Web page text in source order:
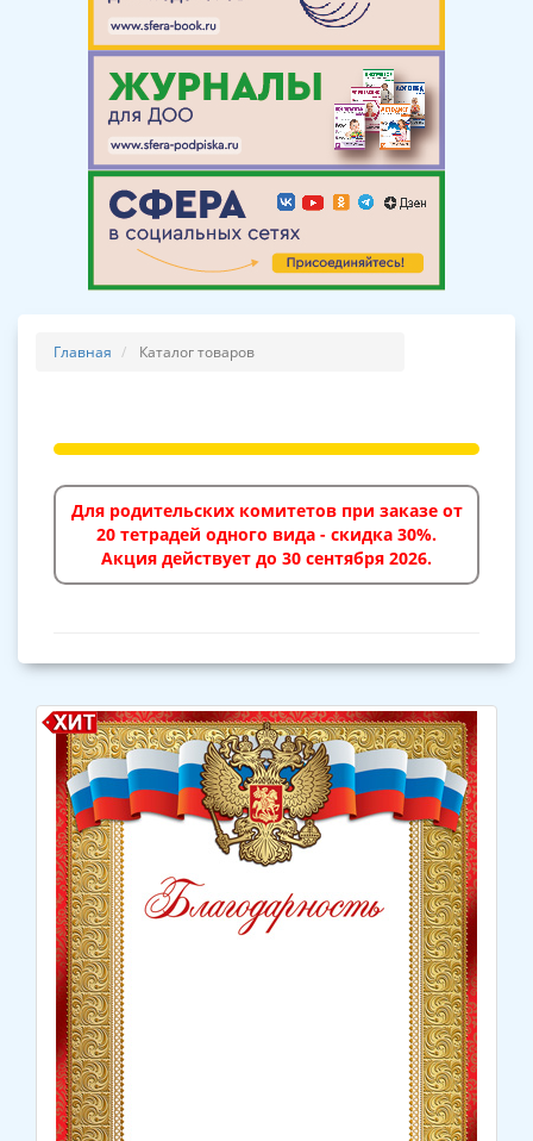
Главная Каталог товаров
Для родительских комитетов при заказе от
20 тетрадей одного вида - скидка 30%.
Акция действует до 30 сентября 2026.